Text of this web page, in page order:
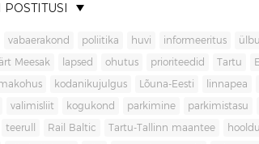
POSTITUSI
vabaerakond poliitika huvi informeeritus
Meesak lapsed ohutus prioriteedid Tartu
kodanikujulgus Lõuna-Eesti linnapea
valimisliit kogukond parkimine parkimistasu
teerull Rail Baltic Tartu-Tallinn maantee